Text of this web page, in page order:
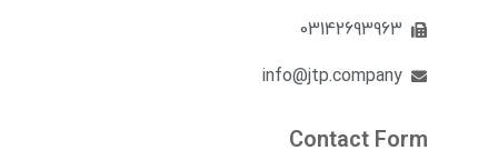
03142693963
info@jtp.company
Contact Form